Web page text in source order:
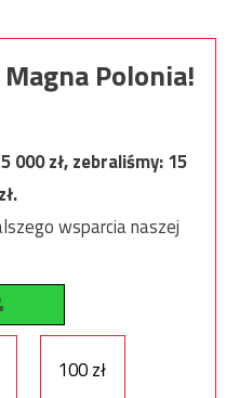
Polonia!
000zł, zebraliśmy:15
zł.
wsparcia naszej
100 zł